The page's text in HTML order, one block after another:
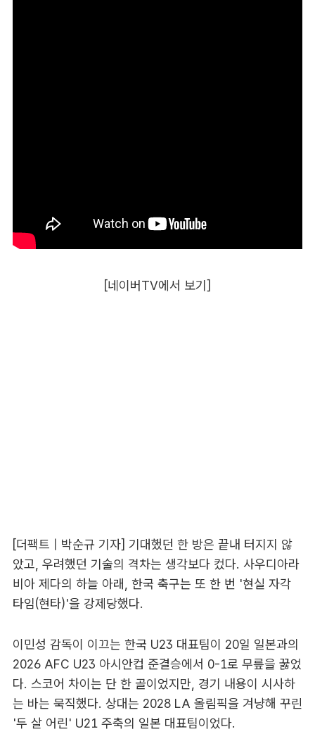
[네이버TV에서 보기]
[더팩트 | 박순규 기자] 기대했던 한 방은 끝내 터지지 않
았고, 우려했던 기술의 격차는 생각보다 컸다. 사우디아라
비아 제다의 하늘 아래, 한국 축구는 또 한 번 '현실 자각
타임(현타)'을 강제당했다.
이민성 감독이 이끄는 한국 U23 대표팀이 20일 일본과의
2026 AFC U23 아시안컵 준결승에서 0-1로 무릎을 꿇었
다. 스코어 차이는 단 한 골이었지만, 경기 내용이 시사하
는 바는 묵직했다. 상대는 2028 LA 올림픽을 겨냥해 꾸린
'두 살 어린' U21 주축의 일본 대표팀이었다.